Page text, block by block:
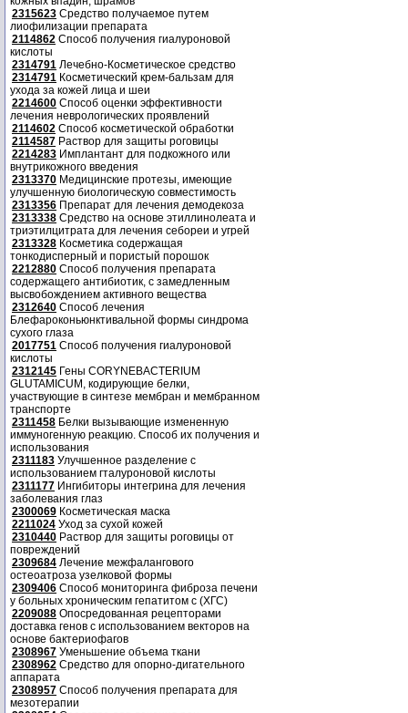
2315623 Средство получаемое путем
лиофилизации препарата
2114862 Способ получения гиалуроновой
кислоты
2314791 Лечебно-Косметическое средство
2314791 Косметический крем-бальзам для
ухода за кожей лица и шеи
2214600 Способ оценки эффективности
лечения неврологических проявлений
2114602 Способ косметической обработки
2114587 Раствор для защиты роговицы
2214283 Имплантант для подкожного или
внутрикожного введения
2313370 Медицинские протезы, имеющие
улучшенную биологическую совместимость
2313356 Препарат для лечения демодекоза
2313338 Средство на основе этиллинолеата и
триэтилцитрата для лечения себореи и угрей
2313328 Косметика содержащая
тонкодисперный и пористый порошок
2212880 Способ получения препарата
содержащего антибиотик, с замедленным
высвобождением активного вещества
2312640 Способ лечения
Блефароконьюнктивальной формы синдрома
сухого глаза
2017751 Способ получения гиалуроновой
кислоты
2312145 Гены CORYNEBACTERIUM
GLUTAMICUM, кодирующие белки,
участвующие в синтезе мембран и мембранном
транспорте
2311458 Белки вызывающие измененную
иммуногенную реакцию. Способ их получения и
использования
2311183 Улучшенное разделение с
использованием гталуроновой кислоты
2311177 Ингибиторы интегрина для лечения
заболевания глаз
2300069 Косметическая маска
2211024 Уход за сухой кожей
2310440 Раствор для защиты роговицы от
повреждений
2309684 Лечение межфалангового
остеоатроза узелковой формы
2309406 Способ мониторинга фиброза печени
у больных хроническим гепатитом с (ХГС)
2209088 Опосредованная рецепторами
доставка генов с использованием векторов на
основе бактериофагов
2308967 Уменьшение объема ткани
2308962 Средство для опорно-дигательного
аппарата
2308957 Способ получения препарата для
мезотерапии